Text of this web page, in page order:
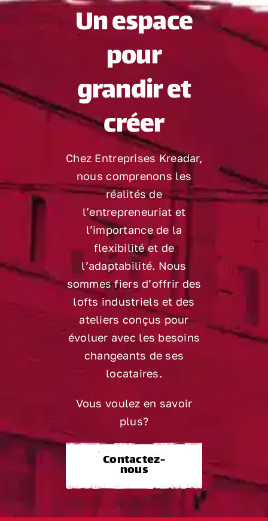
Un espace
pour
grandir et
créer
Chez Entreprises Kreadar,
nous comprenons les
réalités de
l’entrepreneuriat et
l’importance de la
flexibilité et de
l’adaptabilité. Nous
sommes fiers d’offrir des
lofts industriels et des
ateliers conçus pour
évoluer avec les besoins
changeants de ses
locataires.
Vous voulez en savoir
plus?
Contactez-
nous